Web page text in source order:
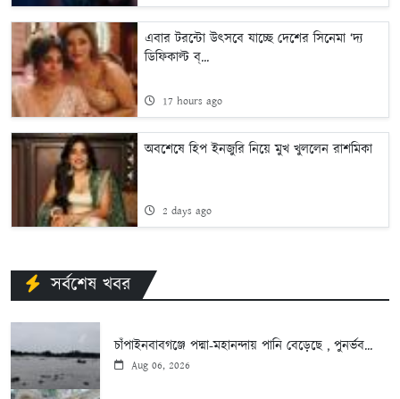
এবার টরন্টো উৎসবে যাচ্ছে দেশের সিনেমা ‘দ্য
ডিফিকাল্ট ব্...
17 hours ago
অবশেষে হিপ ইনজুরি নিয়ে মুখ খুললেন রাশমিকা
2 days ago
সর্বশেষ খবর
চাঁপাইনবাবগঞ্জে পদ্মা-মহানন্দায় পানি বেড়েছে , পুনর্ভব...
Aug 06, 2026